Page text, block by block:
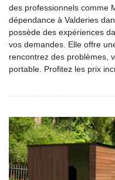
des professionnels comme
dépendance à Valderies
possède des expériences
vos demandes. Elle offre
rencontrez des problèmes,
portable. Profitez les prix